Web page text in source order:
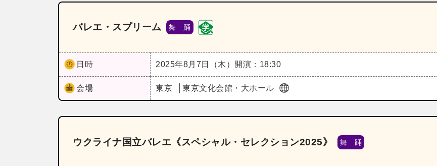
バレエ・スプリーム 舞 踊
日時 2025年8月7日（木） 開演：18:30
会場 東京 東京文化会館・大ホール
ウクライナ国立バレエ《スペシャル・セレクション2025》 舞 踊